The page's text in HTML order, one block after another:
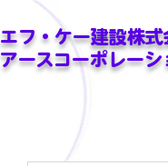
エフ・ケー建設株式
アースコーポレー